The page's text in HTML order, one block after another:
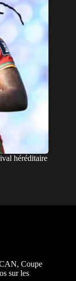
héréditaire
Coupe
sur les